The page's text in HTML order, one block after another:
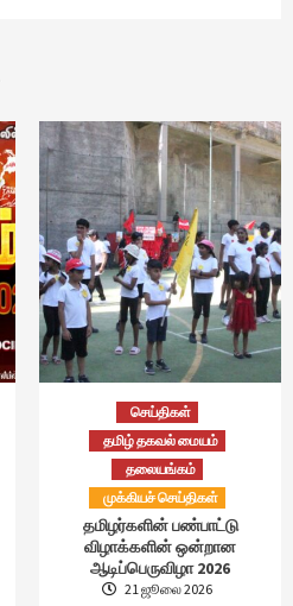
செய்திகள்
தமிழ் தகவல் மையம்
தலையங்கம்
முக்கியச் செய்திகள்
தமிழர்களின் பண்பாட்டு
விழாக்களின் ஒன்றான
ஆடிப்பெருவிழா 2026
21 ஜூலை 2026